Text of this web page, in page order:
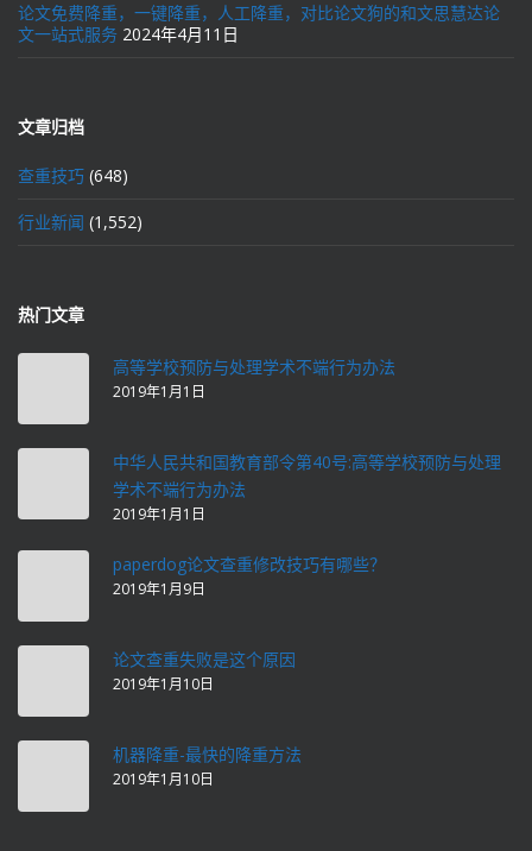
论文免费降重，一键降重，人工降重，对比论文狗的和文思慧达论
文一站式服务 2024年4月11日
文章归档
查重技巧 (648)
行业新闻 (1,552)
热门文章
高等学校预防与处理学术不端行为办法
2019年1月1日
中华人民共和国教育部令第40号:高等学校预防与处理
学术不端行为办法
2019年1月1日
paperdog论文查重修改技巧有哪些？
2019年1月9日
论文查重失败是这个原因
2019年1月10日
机器降重-最快的降重方法
2019年1月10日